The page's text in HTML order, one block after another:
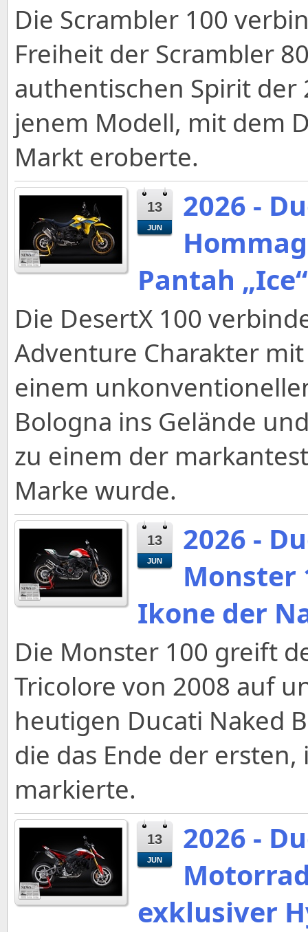
Die Scrambler 100
Freiheit der Scrambler
authentischen Spirit der
jenem Modell, mit dem
Markt eroberte.
13
JUN
2026 -
Pantah
Die DesertX 100
Adventure Charakter
einem
Bologna ins Gelände
zu einem der
Marke wurde.
13
JUN
2026 -
Monster
Ikone der
Die Monster 100 greift
Tricolore von 2008 auf
heutigen Ducati Naked
die das Ende der
markierte.
13
JUN
2026 -
exklusiver